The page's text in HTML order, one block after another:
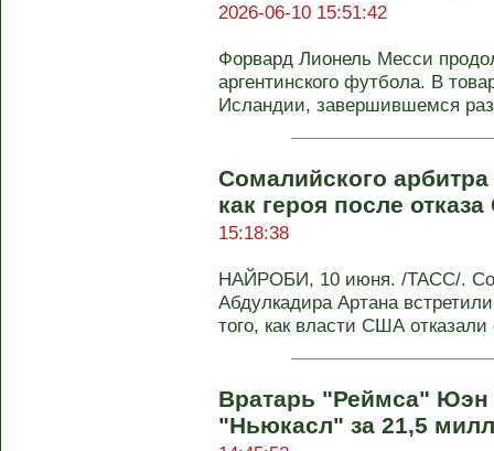
2026-06-10 15:51:42
Форвард Лионель Месси
аргентинского футбола. В
Исландии, завершившемся
Сомалийского
как героя после
15:18:38
НАЙРОБИ, 10 июня. /ТАСС/.
Абдулкадира Артана
того, как власти США
Вратарь "Реймса"
"Ньюкасл" за 21,5